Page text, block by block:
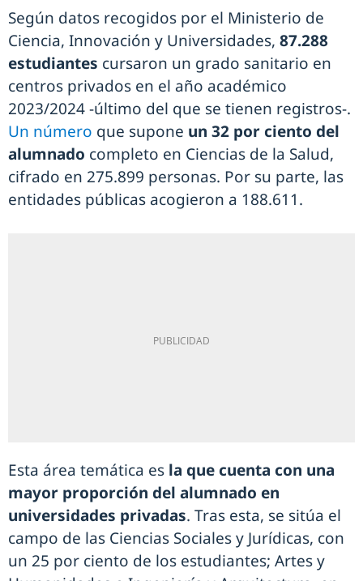
Según datos recogidos por el Ministerio de
Ciencia, Innovación y Universidades, 87.288
estudiantes cursaron un grado sanitario en
centros privados en el año académico
2023/2024 -último del que se tienen registros-.
Un número que supone un 32 por ciento del
alumnado completo en Ciencias de la Salud,
cifrado en 275.899 personas. Por su parte, las
entidades públicas acogieron a 188.611.
Esta área temática es la que cuenta con una
mayor proporción del alumnado en
universidades privadas. Tras esta, se sitúa el
campo de las Ciencias Sociales y Jurídicas, con
un 25 por ciento de los estudiantes; Artes y